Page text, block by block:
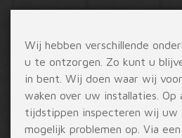
Wij hebben verschillende
u te ontzorgen. Zo kunt u
in bent. Wij doen waar wij
waken over uw installaties. Op
tijdstippen inspecteren wij uw
mogelijk problemen op. Via